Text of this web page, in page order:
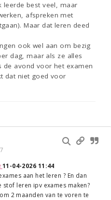
leerde best veel, maar
afspreken met
Maar dat leren deed
ook wel aan om bezig
dag, maar als ze alles
de avond voor het examen
dat niet goed voor
↑11-04-2026 11:44
aan het leren ? En dan
leren ipv exames maken?
2 maanden van te voren te